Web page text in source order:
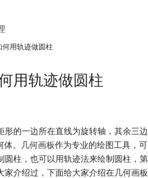
何用轨迹做圆柱
用轨迹做圆柱
形的一边所在直线为旋转轴，其余三边
。
几何画板作为专业的绘图工具，可
圆柱，也可以用轨迹法来绘制圆柱，第
介绍过，下面给大家介绍在几何画板